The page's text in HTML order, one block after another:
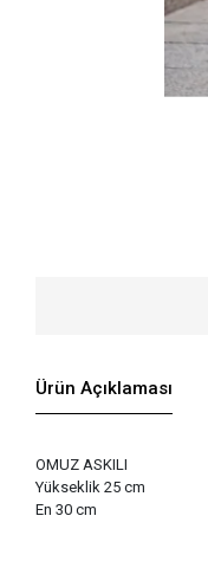
Ürün Açıklaması
OMUZ ASKILI
Yükseklik 25 cm
En 30 cm